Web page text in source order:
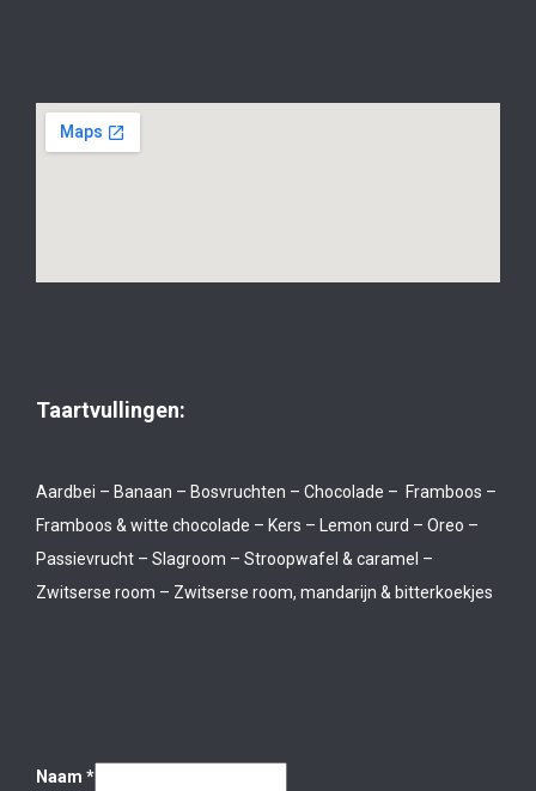
Taartvullingen:
Aardbei – Banaan – Bosvruchten – Chocolade – Framboos –
Framboos & witte chocolade – Kers – Lemon curd – Oreo –
Passievrucht – Slagroom – Stroopwafel & caramel –
Zwitserse room – Zwitserse room, mandarijn & bitterkoekjes
Naam *